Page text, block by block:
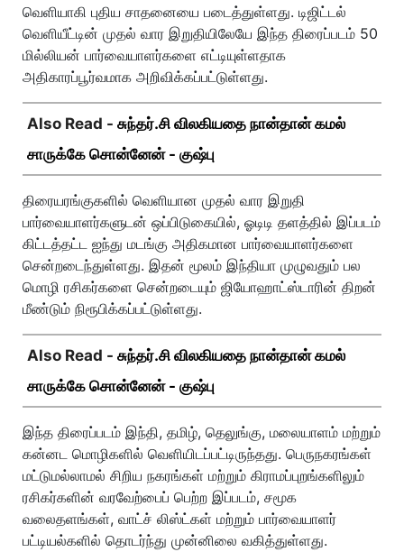
வெளியாகி புதிய சாதனையை படைத்துள்ளது. டிஜிட்டல்
வெளியீட்டின் முதல் வார இறுதியிலேயே இந்த திரைப்படம் 50
மில்லியன் பார்வையாளர்களை எட்டியுள்ளதாக
அதிகாரப்பூர்வமாக அறிவிக்கப்பட்டுள்ளது.
Also Read - சுந்தர்.சி விலகியதை நான்தான் கமல்
சாருக்கே சொன்னேன் - குஷ்பு
திரையரங்குகளில் வெளியான முதல் வார இறுதி
பார்வையாளர்களுடன் ஒப்பிடுகையில், ஓடிடி தளத்தில் இப்படம்
கிட்டத்தட்ட ஐந்து மடங்கு அதிகமான பார்வையாளர்களை
சென்றடைந்துள்ளது. இதன் மூலம் இந்தியா முழுவதும் பல
மொழி ரசிகர்களை சென்றடையும் ஜியோஹாட்ஸ்டாரின் திறன்
மீண்டும் நிரூபிக்கப்பட்டுள்ளது.
Also Read - சுந்தர்.சி விலகியதை நான்தான் கமல்
சாருக்கே சொன்னேன் - குஷ்பு
இந்த திரைப்படம் இந்தி, தமிழ், தெலுங்கு, மலையாளம் மற்றும்
கன்னட மொழிகளில் வெளியிடப்பட்டிருந்தது. பெருநகரங்கள்
மட்டுமல்லாமல் சிறிய நகரங்கள் மற்றும் கிராமப்புறங்களிலும்
ரசிகர்களின் வரவேற்பைப் பெற்ற இப்படம், சமூக
வலைதளங்கள், வாட்ச் லிஸ்ட்கள் மற்றும் பார்வையாளர்
பட்டியல்களில் தொடர்ந்து முன்னிலை வகித்துள்ளது.